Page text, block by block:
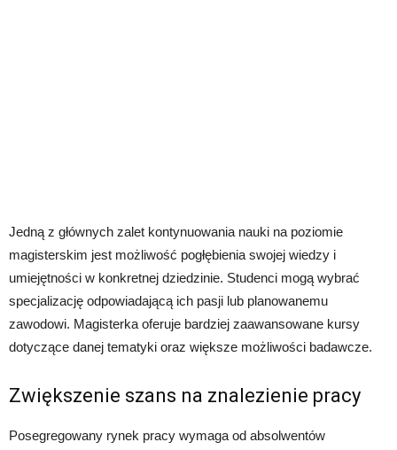
Jedną z głównych zalet kontynuowania nauki na poziomie
magisterskim jest możliwość pogłębienia swojej wiedzy i
umiejętności w konkretnej dziedzinie. Studenci mogą wybrać
specjalizację odpowiadającą ich pasji lub planowanemu
zawodowi. Magisterka oferuje bardziej zaawansowane kursy
dotyczące danej tematyki oraz większe możliwości badawcze.
Zwiększenie szans na znalezienie pracy
Posegregowany rynek pracy wymaga od absolwentów